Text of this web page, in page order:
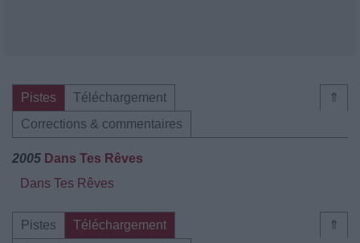
⇑
Pistes
Téléchargement
Corrections & commentaires
2005 Dans Tes Rêves
Dans Tes Rêves
⇑
Pistes
Téléchargement